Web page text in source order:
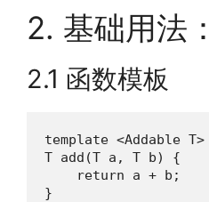
2. 基础用法
2.1 函数模板
template <Addable T>
T add(T a, T b) {
    return a + b;
}